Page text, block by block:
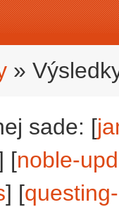
»
sade: [
[noble-
] [